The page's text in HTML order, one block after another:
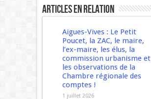
Articles en relation
Aigues-Vives : Le Petit
Poucet, la ZAC, le maire,
l’ex-maire, les élus, la
commission urbanisme et
les observations de la
Chambre régionale des
comptes !
1 juillet 2026